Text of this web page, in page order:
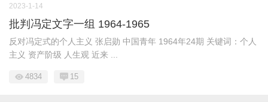
2023-1-14
批判冯定文字一组 1964-1965
反对冯定式的个人主义 张启勋 中国青年 1964年24期 关键词：个人
主义 资产阶级 人生观 近来 ...
4834 15